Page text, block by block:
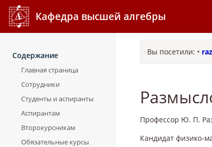
Кафедра высшей алгебры
Содержание
Главная страница
Сотрудники
Студенты и аспиранты
Аспирантам
Второкурсникам
Обязательные курсы
Вы посетили: •
Профессор Ю. П.
Кандидат физико-